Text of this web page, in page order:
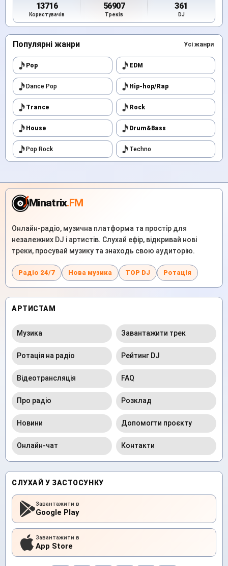
13716
Користувачів
56907
Треків
361
DJ
Популярні жанри Усі жанри
Pop EDM
Dance Pop Hip-hop/Rap
Trance Rock
House Drum&Bass
Pop Rock Techno
Minatrix.FM
Онлайн-радіо, музична платформа та простір для
незалежних DJ і артистів. Слухай ефір, відкривай нові
треки, просувай музику та знаходь свою аудиторію.
Радіо 24/7 Нова музика TOP DJ Ротація
АРТИСТАМ
Музика Завантажити трек
Ротація на радіо Рейтинг DJ
Відеотрансляція FAQ
Про радіо Розклад
Новини Допомогти проєкту
Онлайн-чат Контакти
СЛУХАЙ У ЗАСТОСУНКУ
Завантажити в
Google Play
Завантажити в
App Store